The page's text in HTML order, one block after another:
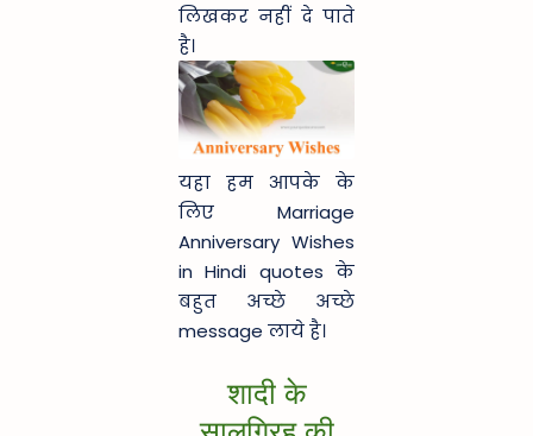
लिखकर नहीं दे पाते
है।
यहा हम आपके के
लिए Marriage
Anniversary Wishes
in Hindi quotes के
बहुत अच्छे अच्छे
message लाये है।
शादी के